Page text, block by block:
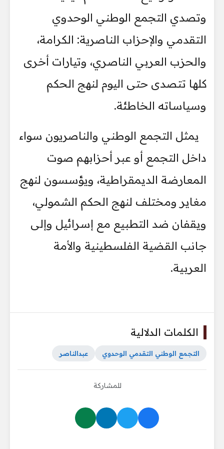
وتصدي التجمع الوطني الوحدوي
التقدمي والإحزاب الناصرية: الكرامة،
والحزب العربي الناصري، وتيارات أخرى
كلها تتصدى حتى اليوم لنهج الحكم
وسياساته الخاطئة.
يمثل التجمع الوطني والناصريون سواء
داخل التجمع أو عبر أحزابهم صوت
المعارضة الديمقراطية، ويؤسسون لنهج
مغاير ومختلف لنهج الحكم الشمولي،
ويقفان ضد التطبيع مع إسرائيل وإلى
جانب القضية الفلسطينية والأمة
العربية.
الكلمات الدلالية
التجمع الوطني التقدمي الوحدوي عبدالناصر
للمشاركة